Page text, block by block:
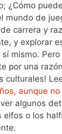
¿Cómo
mundo de
carrera y
y explorar
mismo.
por una
culturales!
aunque
algunos
elfos o los